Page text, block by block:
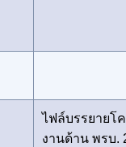
ไฟล์บรรยายโ
งานด้าน พรบ.